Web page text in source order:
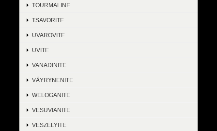
TOURMALINE
TSAVORITE
UVAROVITE
UVITE
VANADINITE
VÄYRYNENITE
WELOGANITE
VESUVIANITE
VESZELYITE